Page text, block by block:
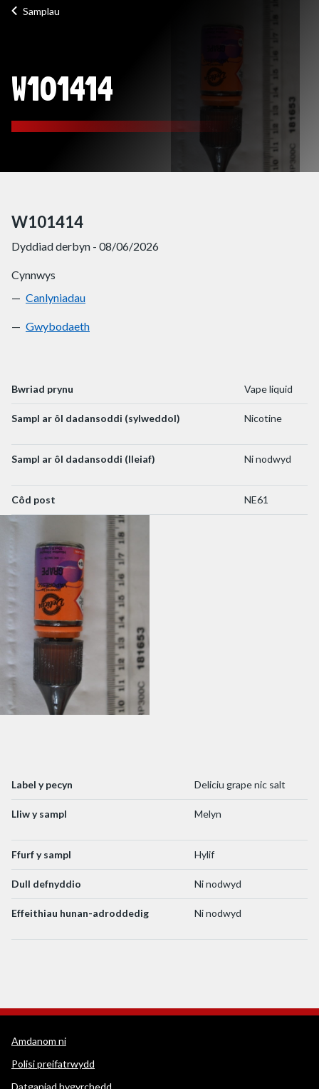
Samplau
W101414
W101414
Dyddiad derbyn - 08/06/2026
Cynnwys
W101414
Canlyniadau
W101414
Gwybodaeth
Bwriad prynu Vape liquid
Sampl ar ôl dadansoddi (sylweddol) Nicotine
Sampl ar ôl dadansoddi (lleiaf) Ni nodwyd
Côd post NE61
Label y pecyn Deliciu grape nic salt
Lliw y sampl Melyn
Ffurf y sampl Hylif
Dull defnyddio Ni nodwyd
Effeithiau hunan-adroddedig Ni nodwyd
Dolenni cymorth WEDINOS
Amdanom ni
Polisi preifatrwydd
Datganiad hygyrchedd